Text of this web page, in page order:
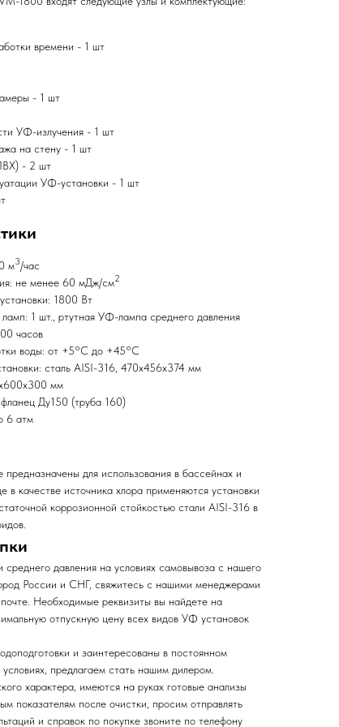
времени - 1 шт
- 1 шт
УФ-излучения - 1 шт
на стену - 1 шт
- 2 шт
УФ-установки - 1 шт
м3/час
не менее 60 мДж/см2
1800 Вт
1 шт., ртутная УФ-лампа среднего давления
часов
воды: от +5°C до +45°C
сталь AISI-316, 470х456х374 мм
мм
Ду150 (труба 160)
6 атм
для использования в бассейнах и
в качестве источника хлора применяются установки
коррозионной стойкостью стали AISI-316 в
давления на условиях самовывоза с нашего
России и СНГ, свяжитесь с нашими менеджерами
Необходимые реквизиты вы найдете на
отпускную цену всех видов УФ установок
и заинтересованы в постоянном
предлагаем стать нашим дилером.
характера, имеются на руках готовые анализы
показателям после очистки, просим отправлять
и справок по покупке звоните по телефону